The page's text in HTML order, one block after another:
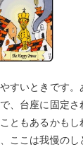
すいときです。
、台座に固定さ
ともあるかも
ここは我慢のし